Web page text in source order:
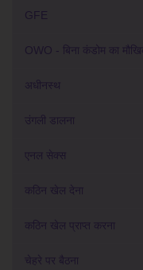
GFE
OWO - बिना कंडोम का
अधीनस्थ
उंगली डालना
एनल सेक्स
कठिन खेल देना
कठिन खेल प्राप्त करना
चेहरे पर बैठना